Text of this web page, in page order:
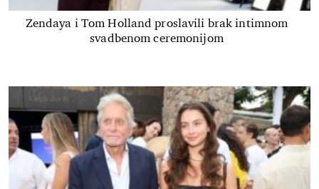
Zendaya i Tom Holland proslavili brak intimnom
svadbenom ceremonijom